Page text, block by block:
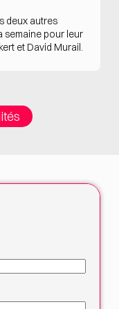
deux autres
semaine pour leur
et David Murail.